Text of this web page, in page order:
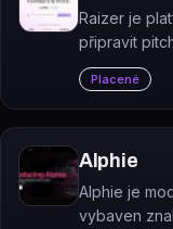
Raizer je
připravit
Placené
Alphie
Alphie je
vybaven